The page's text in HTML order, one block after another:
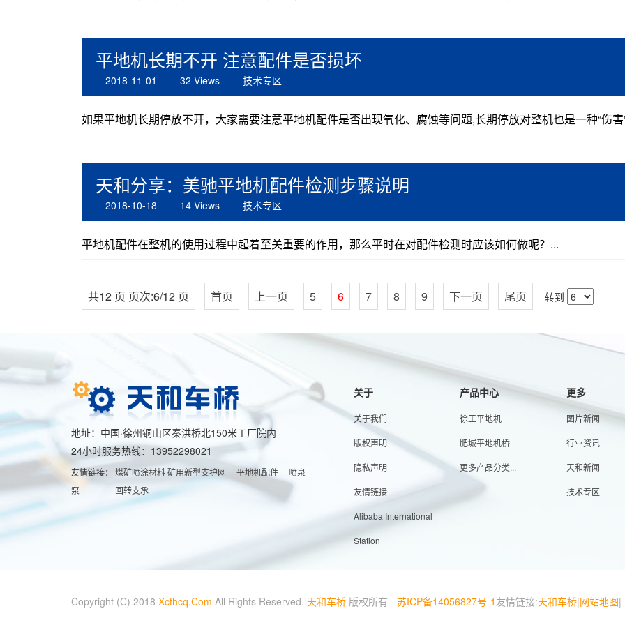
平地机长期不开 注意配件是否损坏
2018-11-01 32 Views 技术专区
如果平地机长期停放不开，大家需要注意平地机配件​是否出现氧化、腐蚀等问题,长期停放对整机也是一种“伤害
天和分享：美驰平地机配件检测步骤说明
2018-10-18 14 Views 技术专区
平地机配件在整机的使用过程中起着至关重要的作用，那么平时在对配件检测时应该如何做呢？...
共12 页 页次:6/12 页 首页 上一页 5 6 7 8 9 下一页 尾页 转到
地址：中国·徐州铜山区秦洪桥北150米工厂院内
24小时服务热线：13952298021
友情链接： 煤矿喷涂材料矿用新型支护网 平地机配件
喷泉
泵
回转支承
关于
关于我们
版权声明
隐私声明
友情链接
Alibaba International
Station
产品中心
徐工平地机
肥城平地机桥
更多产品分类...
更多
图片新闻
行业资讯
天和新闻
技术专区
Copyright (C) 2018 Xcthcq.Com All Rights Reserved. 天和车桥 版权所有 - 苏ICP备14056827号-1 友情链接:天和车桥|网站地图|